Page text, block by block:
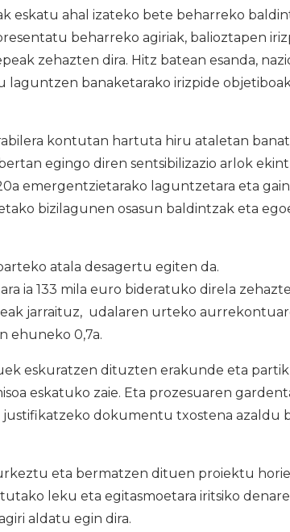
eskatu ahal izateko bete beharreko
beharreko agiriak, balioztapen
zehazten dira. Hitz batean esanda,
banaketarako irizpide
kontutan hartuta hiru ataletan
egingo diren sentsibilizazio arlok
emergentzietarako laguntzetara eta
bizilagunen osasun baldintzak eta
atala desagertu egiten da.
ia 133 mila euro bideratuko direla
jarraituz, udalaren urteko
ehuneko 0,7a.
eskuratzen dituzten erakunde eta
eskatuko zaie. Eta prozesuaren
dokumentu txostena azaldu
eta bermatzen dituen proiektu
leku eta egitasmoetara iritsiko
aldatu egin dira.